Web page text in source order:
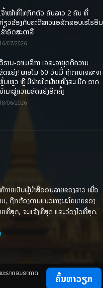
ຈົ້າໜ້າທີ່ໄທກັກຕົວ ຄົນລາວ 2 ຄົນ ທີ່
ຽວຂ້ອງກັບຄະດີສາວແອລັກລອບເຮໂຣອີນ
ຂົ້າອົດສະຕາລີ
16/07/2026
ຣານ-ອາເມລິກາ ເຈລະຈາຍຸດຕິຄວາມ
ດແຍ່ງ! ພາຍໃນ 60 ວັນນີ້ ຖ້າການເຈລະຈາ
ມເຫຼວ ຫຼື ມີຝ່າຍໃດຝ່າຍໜຶ່ງລະເມີດ ອາດ
າມາສູ່ຄວາມຂັດແຍ້ງອີກຄັ້ງ
18/06/2026
ກາຍເປັນຜູ້ນຳສື່ອອນລາຍຂອງລາວ ເພື່ອ
, ຖືກຕ້ອງຕາມແນວທາງນະໂຍບາຍຂອງ
ທີ່ສຸດ, ຈະແຈ້ງທີ່ສຸດ ແລະວ່ອງໄວທີ່ສຸດ.
ພະຍາກອນອາກາດ ຄົ້ນຫາວຽກ